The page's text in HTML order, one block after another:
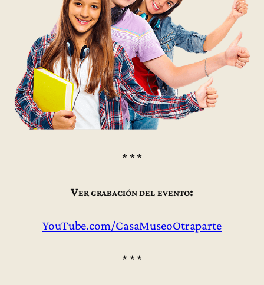
* * *
Ver grabación del evento:
YouTube.com/CasaMuseoOtraparte
* * *